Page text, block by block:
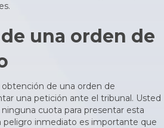
una orden de
obtención de una orden de
una petición ante el tribunal. Usted
cuota para presentar esta
peligro inmediato es importante que